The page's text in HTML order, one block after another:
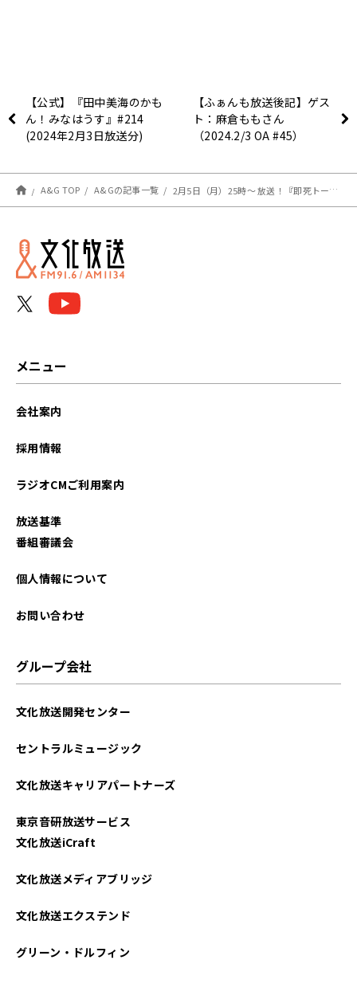
【公式】『田中美海のかも
ん！みなはうす』#214
(2024年2月3日放送分)
【ふぁんも放送後記】ゲス
ト：麻倉ももさん
（2024.2/3 OA #45）
A&G TOP A&Gの記事一覧 2月5日（月）25時～ 放送！『即死トークが最強すぎて、リスナーのやつらがまるで相手にならないんですが。』第6回！
メニュー
会社案内
採用情報
ラジオCMご利用案内
放送基準
番組審議会
個人情報について
お問い合わせ
グループ会社
文化放送開発センター
セントラルミュージック
文化放送キャリアパートナーズ
東京音研放送サービス
文化放送iCraft
文化放送メディアブリッジ
文化放送エクステンド
グリーン・ドルフィン